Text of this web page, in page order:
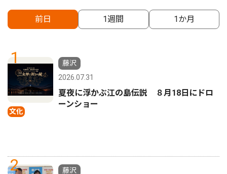
前日 1週間 1か月
1
文化
藤沢
2026.07.31
夏夜に浮かぶ江の島伝説 ８月18日にドロ
ーンショー
2
藤沢